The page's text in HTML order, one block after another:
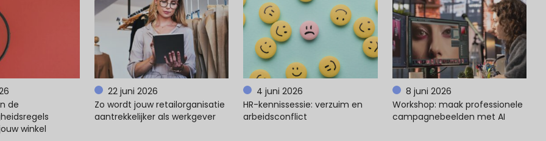
de
winkel
22 juni 2026
Zo wordt jouw retailorganisatie
aantrekkelijker als werkgever
4 juni 2026
HR-kennissessie: verzuim en
arbeidsconflict
8 juni 2026
Workshop: maak professionele
campagnebeelden met AI